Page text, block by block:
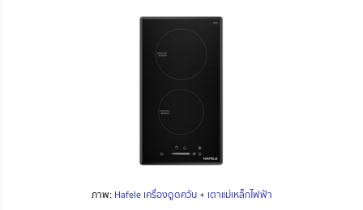
ภาพ: Hafele เครื่องดูดควัน + เตาแม่เหล็กไฟฟ้า